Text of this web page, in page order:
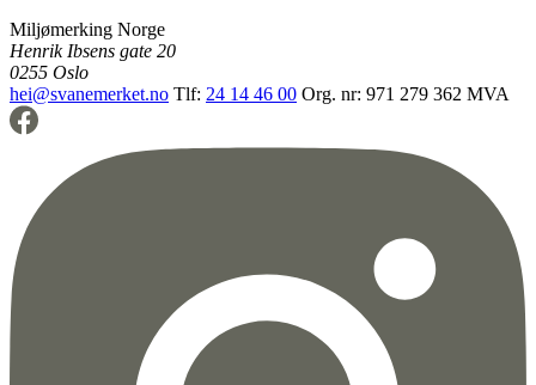
Miljømerking Norge
Henrik Ibsens gate 20
0255 Oslo
hei@svanemerket.no Tlf: 24 14 46 00 Org. nr: 971 279 362 MVA